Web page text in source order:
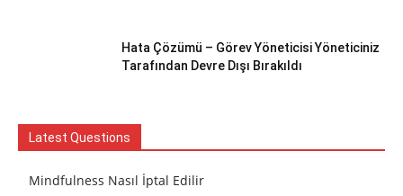
Hata Çözümü – Görev Yöneticisi Yöneticiniz
Tarafından Devre Dışı Bırakıldı
Latest Questions
Mindfulness Nasıl İptal Edilir